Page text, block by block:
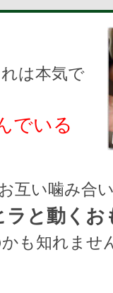
は本気で
でいる
互い噛み合
ラと動く
も知れませ